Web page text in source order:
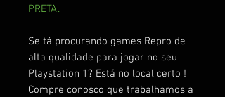
PRETA.
Se tá procurando games Repro de
alta qualidade para jogar no seu
Playstation 1? Está no local certo !
Compre conosco que trabalhamos a